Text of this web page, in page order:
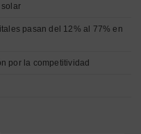
solar
pasan del 12% al 77% en
por la competitividad